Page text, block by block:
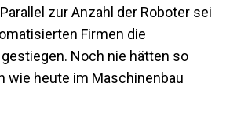
zur Anzahl der Roboter sei
Firmen die
Noch nie hätten so
wie heute im Maschinenbau